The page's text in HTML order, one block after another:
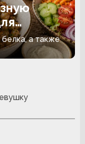
а также